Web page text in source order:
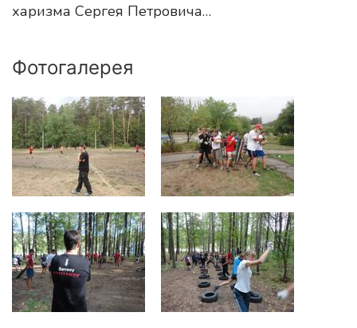
харизма Сергея Петровича…
Фотогалерея